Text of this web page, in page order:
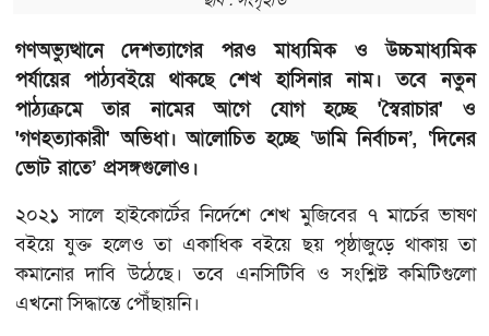
গণঅভ্যুত্থানে দেশত্যাগের পরও মাধ্যমিক ও উচ্চমাধ্যমিক
পর্যায়ের পাঠ্যবইয়ে থাকছে শেখ হাসিনার নাম। তবে নতুন
পাঠ্যক্রমে তার নামের আগে যোগ হচ্ছে 'স্বৈরাচার' ও
'গণহত্যাকারী' অভিধা। আলোচিত হচ্ছে ‘ডামি নির্বাচন’, ‘দিনের
ভোট রাতে’ প্রসঙ্গগুলোও।
২০২১ সালে হাইকোর্টের নির্দেশে শেখ মুজিবের ৭ মার্চের ভাষণ
বইয়ে যুক্ত হলেও তা একাধিক বইয়ে ছয় পৃষ্ঠাজুড়ে থাকায় তা
কমানোর দাবি উঠেছে। তবে এনসিটিবি ও সংশ্লিষ্ট কমিটিগুলো
এখনো সিদ্ধান্তে পৌঁছায়নি।